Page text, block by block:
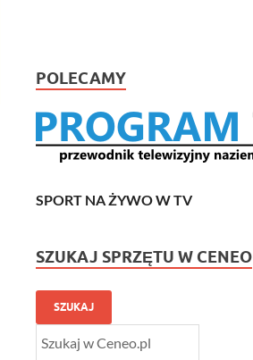
POLECAMY
SPORT NA ŻYWO W TV
SZUKAJ SPRZĘTU W CENEO
SZUKAJ